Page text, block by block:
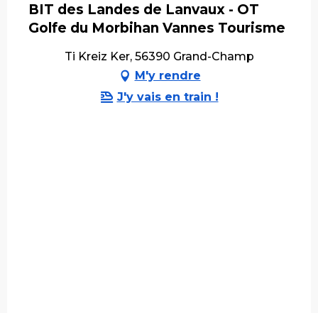
BIT des Landes de Lanvaux - OT
Golfe du Morbihan Vannes Tourisme
Ti Kreiz Ker, 56390 Grand-Champ
M'y rendre
J'y vais en train !